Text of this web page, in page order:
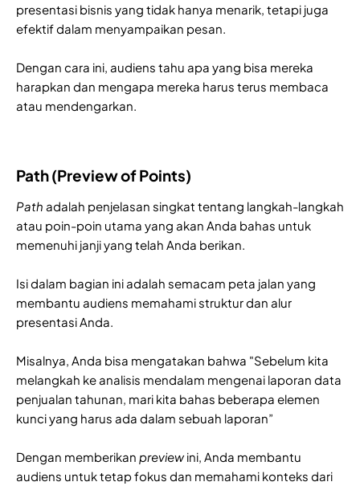
presentasi bisnis yang tidak hanya menarik, tetapi juga
efektif dalam menyampaikan pesan.
Dengan cara ini, audiens tahu apa yang bisa mereka
harapkan dan mengapa mereka harus terus membaca
atau mendengarkan.
Path (Preview of Points)
Path adalah penjelasan singkat tentang langkah-langkah
atau poin-poin utama yang akan Anda bahas untuk
memenuhi janji yang telah Anda berikan.
Isi dalam bagian ini adalah semacam peta jalan yang
membantu audiens memahami struktur dan alur
presentasi Anda.
Misalnya, Anda bisa mengatakan bahwa "Sebelum kita
melangkah ke analisis mendalam mengenai laporan data
penjualan tahunan, mari kita bahas beberapa elemen
kunci yang harus ada dalam sebuah laporan”
Dengan memberikan previewini, Anda membantu
audiens untuk tetap fokus dan memahami konteks dari